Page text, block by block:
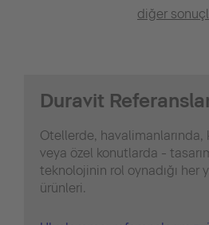
diğer
Duravit
Otellerde, havalimanlarında,
veya özel konutlarda -
teknolojinin rol oynadığı her
ürünleri.